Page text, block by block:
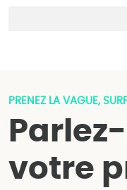
PRENEZ LA VAGUE,
votre